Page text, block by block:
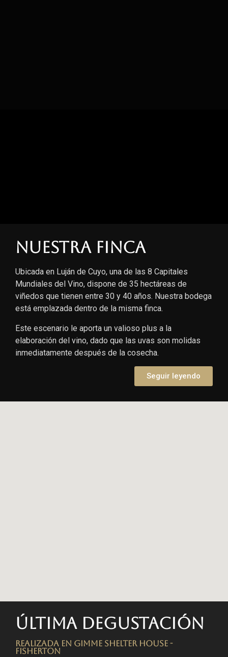
Nuestra finca
Ubicada en Luján de Cuyo, una de las 8 Capitales
Mundiales del Vino, dispone de 35 hectáreas de
viñedos que tienen entre 30 y 40 años. Nuestra bodega
está emplazada dentro de la misma finca.
Este escenario le aporta un valioso plus a la
elaboración del vino, dado que las uvas son molidas
inmediatamente después de la cosecha.
Seguir leyendo
Última degustación
Realizada en Gimme Shelter House -
FISHERTON